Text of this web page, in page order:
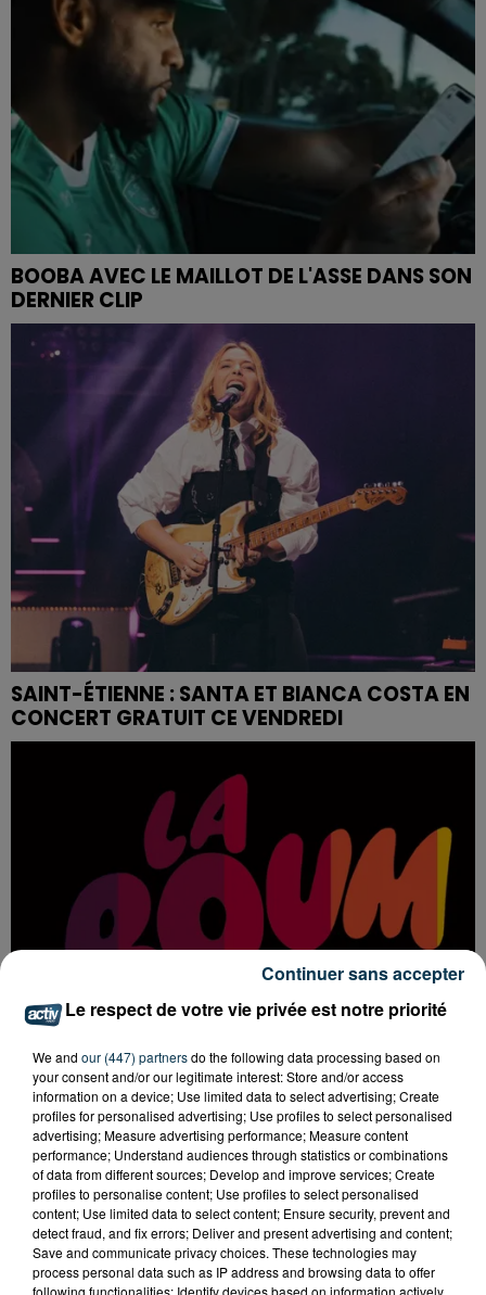
BOOBA AVEC LE MAILLOT DE L'ASSE DANS SON
DERNIER CLIP
SAINT-ÉTIENNE : SANTA ET BIANCA COSTA EN
CONCERT GRATUIT CE VENDREDI
LA BOUM DÉBARQUE À SAINT-ETIENNE !
Le respect de votre vie privée est notre priorité
We and our (447) partnersdo the following data processing based on
your consent and/or our legitimate interest: Store and/or access
information on a device; Use limited data to select advertising; Create
profiles for personalised advertising; Use profiles to select personalised
advertising; Measure advertising performance; Measure content
performance; Understand audiences through statistics or combinations
of data from different sources; Develop and improve services; Create
profiles to personalise content; Use profiles to select personalised
content; Use limited data to select content; Ensure security, prevent and
detect fraud, and fix errors; Deliver and present advertising and content;
Save and communicate privacy choices. These technologies may
process personal data such as IP address and browsing data to offer
following functionalities: Identify devices based on information actively
Continuer sans accepter